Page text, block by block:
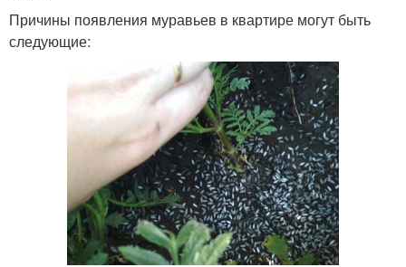
Причины появления муравьев в квартире могут быть
следующие: